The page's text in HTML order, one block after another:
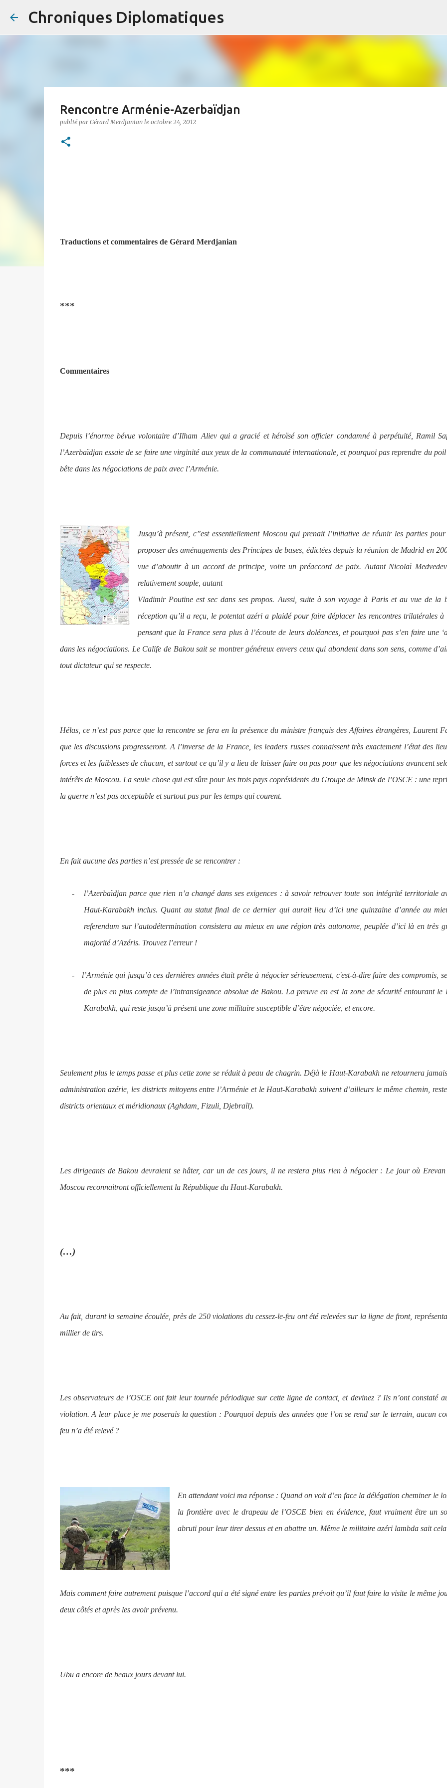
Chroniques Diplomatiques
Rencontre Arménie-Azerbaïdjan
publié par Gérard Merdjanian le octobre 24, 2012
Traductions et commentaires de Gérard Merdjanian
***
Commentaires
Depuis l’énorme bévue volontaire d’Ilham Aliev qui a gracié et héroïsé son officier condamné à perpétuité, Ramil
l’Azerbaïdjan essaie de se faire une virginité aux yeux de la communauté internationale, et pourquoi pas reprendre du
bête dans les négociations de paix avec l’Arménie.
Jusqu’à présent, c’’est essentiellement Moscou qui prenait l’initiative de réunir les parties
proposer des aménagements des Principes de bases, édictées depuis la réunion de Madrid en
vue d’aboutir à un accord de principe, voire un préaccord de paix. Autant Nicolaï
relativement souple, autant
Vladimir Poutine est sec dans ses propos. Aussi, suite à son voyage à Paris et au vue de la
réception qu’il a reçu, le potentat azéri a plaidé pour faire déplacer les rencontres trilatérales à
pensant que la France sera plus à l’écoute de leurs doléances, et pourquoi pas s’en faire une
dans les négociations. Le Calife de Bakou sait se montrer généreux envers ceux qui abondent dans son sens, comme
tout dictateur qui se respecte.
Hélas, ce n’est pas parce que la rencontre se fera en la présence du ministre français des Affaires étrangères, Laurent
que les discussions progresseront. A l’inverse de la France, les leaders russes connaissent très exactement l’état des
forces et les faiblesses de chacun, et surtout ce qu’il y a lieu de laisser faire ou pas pour que les négociations avancent
intérêts de Moscou. La seule chose qui est sûre pour les trois pays coprésidents du Groupe de Minsk de l’OSCE : une
la guerre n’est pas acceptable et surtout pas par les temps qui courent.
En fait aucune des parties n’est pressée de se rencontrer :
-
l’Azerbaïdjan parce que rien n’a changé dans ses exigences : à savoir retrouver toute son intégrité territoriale
Haut-Karabakh inclus. Quant au statut final de ce dernier qui aurait lieu d’ici une quinzaine d’année au
referendum sur l’autodétermination consistera au mieux en une région très autonome, peuplée d’ici là en très
majorité d’Azéris. Trouvez l’erreur !
-
l’Arménie qui jusqu’à ces dernières années était prête à négocier sérieusement, c'est-à-dire faire des compromis,
de plus en plus compte de l’intransigeance absolue de Bakou. La preuve en est la zone de sécurité entourant le
Karabakh, qui reste jusqu’à présent une zone militaire susceptible d’être négociée, et encore.
Seulement plus le temps passe et plus cette zone se réduit à peau de chagrin. Déjà le Haut-Karabakh ne retournera
administration azérie, les districts mitoyens entre l’Arménie et le Haut-Karabakh suivent d’ailleurs le même chemin,
districts orientaux et méridionaux (Aghdam, Fizuli, Djebraïl).
Les dirigeants de Bakou devraient se hâter, car un de ces jours, il ne restera plus rien à négocier : Le jour où Erevan
Moscou reconnaitront officiellement la République du Haut-Karabakh.
(…)
Au fait, durant la semaine écoulée, près de 250 violations du cessez-le-feu ont été relevées sur la ligne de front,
millier de tirs.
Les observateurs de l’OSCE ont fait leur tournée périodique sur cette ligne de contact, et devinez ? Ils n’ont constaté
violation. A leur place je me poserais la question : Pourquoi depuis des années que l’on se rend sur le terrain, aucun
feu n’a été relevé ?
En attendant voici ma réponse : Quand on voit d’en face la délégation cheminer le
la frontière avec le drapeau de l’OSCE bien en évidence, faut vraiment être un
abruti pour leur tirer dessus et en abattre un. Même le militaire azéri lambda sait
Mais comment faire autrement puisque l’accord qui a été signé entre les parties prévoit qu’il faut faire la visite le même
deux côtés et après les avoir prévenu.
Ubu a encore de beaux jours devant lui.
***